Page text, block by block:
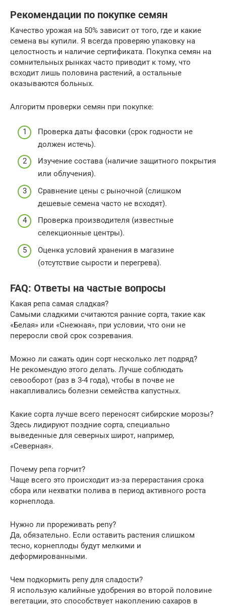
Рекомендации по покупке семян
Качество урожая на 50% зависит от того, где и какие
семена вы купили. Я всегда проверяю упаковку на
целостность и наличие сертификата. Покупка семян на
сомнительных рынках часто приводит к тому, что
всходит лишь половина растений, а остальные
оказываются больных.
Алгоритм проверки семян при покупке:
Проверка даты фасовки (срок годности не
должен истечь).
Изучение состава (наличие защитного покрытия
или облучения).
Сравнение цены с рыночной (слишком
дешевые семена часто не всходят).
Проверка производителя (известные
селекционные центры).
Оценка условий хранения в магазине
(отсутствие сырости и перегрева).
FAQ: Ответы на частые вопросы
Какая репа самая сладкая?
Самыми сладкими считаются ранние сорта, такие как
«Белая» или «Снежная», при условии, что они не
переросли свой срок созревания.
Можно ли сажать один сорт несколько лет подряд?
Не рекомендую этого делать. Лучше соблюдать
севооборот (раз в 3-4 года), чтобы в почве не
накапливались болезни семейства капустных.
Какие сорта лучше всего переносят сибирские морозы?
Здесь лидируют поздние сорта, специально
выведенные для северных широт, например,
«Северная».
Почему репа горчит?
Чаще всего это происходит из-за перерастания срока
сбора или нехватки полива в период активного роста
корнеплода.
Нужно ли прореживать репу?
Да, обязательно. Если оставить растения слишком
тесно, корнеплоды будут мелкими и
деформированными.
Чем подкормить репу для сладости?
Я использую калийные удобрения во второй половине
вегетации, это способствует накоплению сахаров в